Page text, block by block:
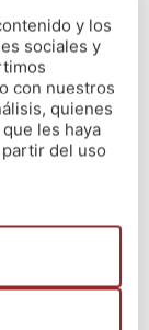
y los
sociales y
con nuestros
quienes
les haya
del uso